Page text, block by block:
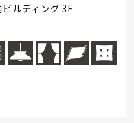
ルディング 3F